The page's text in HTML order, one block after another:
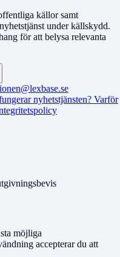
källor samt
under källskydd.
för att belysa relevanta
nyhetstjänsten? Varför
möjliga
accepterar du att